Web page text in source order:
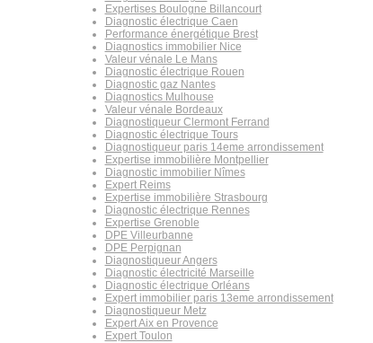
Expertises Boulogne Billancourt
Diagnostic électrique Caen
Performance énergétique Brest
Diagnostics immobilier Nice
Valeur vénale Le Mans
Diagnostic électrique Rouen
Diagnostic gaz Nantes
Diagnostics Mulhouse
Valeur vénale Bordeaux
Diagnostiqueur Clermont Ferrand
Diagnostic électrique Tours
Diagnostiqueur paris 14eme arrondissement
Expertise immobilière Montpellier
Diagnostic immobilier Nîmes
Expert Reims
Expertise immobilière Strasbourg
Diagnostic électrique Rennes
Expertise Grenoble
DPE Villeurbanne
DPE Perpignan
Diagnostiqueur Angers
Diagnostic électricité Marseille
Diagnostic électrique Orléans
Expert immobilier paris 13eme arrondissement
Diagnostiqueur Metz
Expert Aix en Provence
Expert Toulon